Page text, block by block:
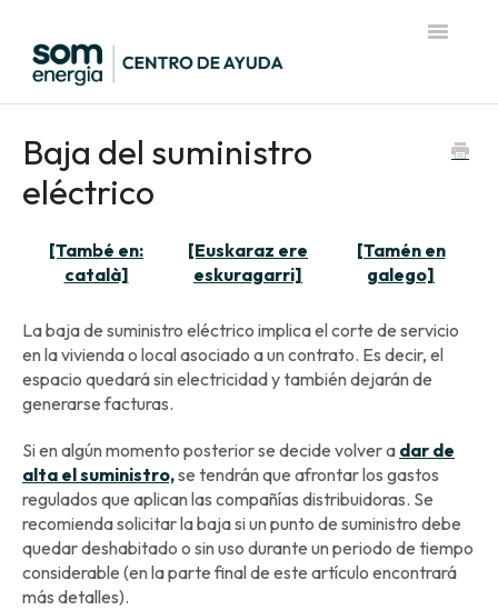
Toggle
Baja del suministro
eléctrico
[També en:
català]
[Euskaraz ere
eskuragarri]
[Tamén en
galego]
La baja de suministro eléctrico implica el corte de servicio
en la vivienda o local asociado a un contrato. Es decir, el
espacio quedará sin electricidad y también dejarán de
generarse facturas.
Si en algún momento posterior se decide volver a dar de
alta el suministro,se tendrán que afrontar los gastos
regulados que aplican las compañías distribuidoras. Se
recomienda solicitar la baja si un punto de suministro debe
quedar deshabitado o sin uso durante un periodo de tiempo
considerable (en la parte final de este artículo encontrará
más detalles).